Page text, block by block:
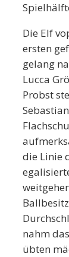
Die Elf
ersten
gelang
Lucca
Probst
die Linie
nahm
übten